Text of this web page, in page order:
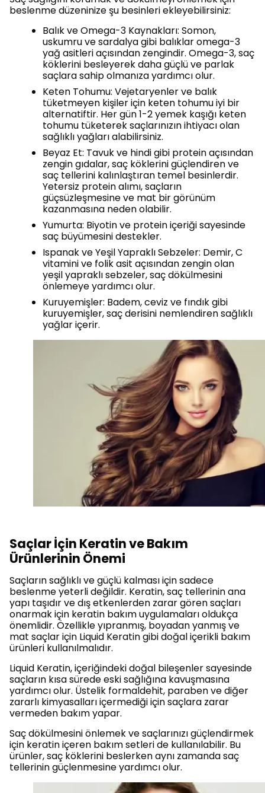
beslenme düzeninize şu besinleri ekleyebilirsiniz:
Balık ve Omega-3 Kaynakları: Somon,
uskumru ve sardalya gibi balıklar omega-3
yağ asitleri açısından zengindir. Omega-3, saç
köklerini besleyerek daha güçlü ve parlak
saçlara sahip olmanıza yardımcı olur.
Keten Tohumu: Vejetaryenler ve balık
tüketmeyen kişiler için keten tohumu iyi bir
alternatiftir. Her gün 1-2 yemek kaşığı keten
tohumu tüketerek saçlarınızın ihtiyacı olan
sağlıklı yağları alabilirsiniz.
Beyaz Et: Tavuk ve hindi gibi protein açısından
zengin gıdalar, saç köklerini güçlendiren ve
saç tellerini kalınlaştıran temel besinlerdir.
Yetersiz protein alımı, saçların
güçsüzleşmesine ve mat bir görünüm
kazanmasına neden olabilir.
Yumurta: Biyotin ve protein içeriği sayesinde
saç büyümesini destekler.
Ispanak ve Yeşil Yapraklı Sebzeler: Demir, C
vitamini ve folik asit açısından zengin olan
yeşil yapraklı sebzeler, saç dökülmesini
önlemeye yardımcı olur.
Kuruyemişler: Badem, ceviz ve fındık gibi
kuruyemişler, saç derisini nemlendiren sağlıklı
yağlar içerir.
Saçlar İçin Keratin ve Bakım
Ürünlerinin Önemi
Saçların sağlıklı ve güçlü kalması için sadece
beslenme yeterli değildir. Keratin, saç tellerinin ana
yapı taşıdır ve dış etkenlerden zarar gören saçları
onarmak için keratin bakım uygulamaları oldukça
önemlidir. Özellikle yıpranmış, boyadan yanmış ve
mat saçlar için Liquid Keratin gibi doğal içerikli bakım
ürünleri kullanılmalıdır.
Liquid Keratin, içeriğindeki doğal bileşenler sayesinde
saçların kısa sürede eski sağlığına kavuşmasına
yardımcı olur. Üstelik formaldehit, paraben ve diğer
zararlı kimyasalları içermediği için saçlara zarar
vermeden bakım yapar.
Saç dökülmesini önlemek ve saçlarınızı güçlendirmek
için keratin içeren bakım setleri de kullanılabilir. Bu
ürünler, saç köklerini beslerken aynı zamanda saç
tellerinin güçlenmesine yardımcı olur.